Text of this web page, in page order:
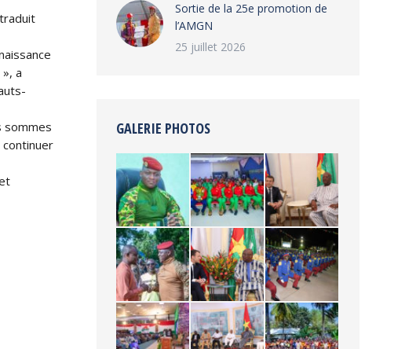
a
sommes
continuer
‎Sortie de la 25e promotion de
l’AMGN
25 juillet 2026
GALERIE PHOTOS